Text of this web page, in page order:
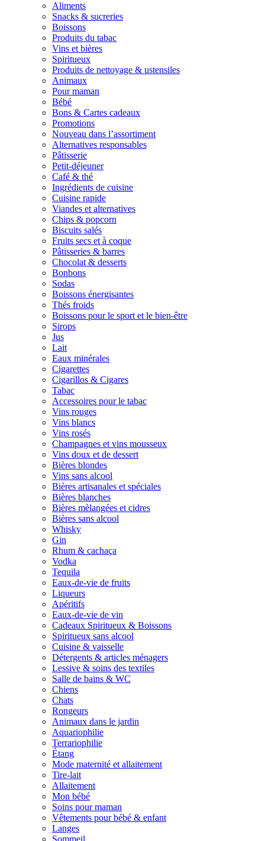
Aliments
Snacks & sucreries
Boissons
Produits du tabac
Vins et bières
Spiritueux
Produits de nettoyage & ustensiles
Animaux
Pour maman
Bébé
Bons & Cartes cadeaux
Promotions
Nouveau dans l’assortiment
Alternatives responsables
Pâtisserie
Petit-déjeuner
Café & thé
Ingrédients de cuisine
Cuisine rapide
Viandes et alternatives
Chips & popcorn
Biscuits salés
Fruits secs et à coque
Pâtisseries & barres
Chocolat & desserts
Bonbons
Sodas
Boissons énergisantes
Thés froids
Boissons pour le sport et le bien-être
Sirops
Jus
Lait
Eaux minérales
Cigarettes
Cigarillos & Cigares
Tabac
Accessoires pour le tabac
Vins rouges
Vins blancs
Vins rosés
Champagnes et vins mousseux
Vins doux et de dessert
Bières blondes
Vins sans alcool
Bières artisanales et spéciales
Bières blanches
Bières mèlangées et cidres
Bières sans alcool
Whisky
Gin
Rhum & cachaça
Vodka
Tequila
Eaux-de-vie de fruits
Liqueurs
Apéritifs
Eaux-de-vie de vin
Cadeaux Spiritueux & Boissons
Spiritueux sans alcool
Cuisine & vaisselle
Détergents & articles ménagers
Lessive & soins des textiles
Salle de bains & WC
Chiens
Chats
Rongeurs
Animaux dans le jardin
Aquariophilie
Terrariophilie
Étang
Mode maternité et allaitement
Tire-lait
Allaitement
Mon bébé
Soins pour maman
Vêtements pour bébé & enfant
Langes
Sommeil